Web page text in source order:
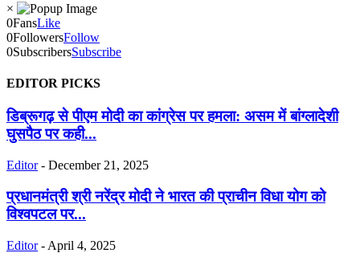
×
0FansLike
0FollowersFollow
0SubscribersSubscribe
EDITOR PICKS
डिब्रूगढ़ से पीएम मोदी का कांग्रेस पर हमला: असम में बांग्लादेशी
घुसपैठ पर कही...
Editor - December 21, 2025
प्रधानमंत्री श्री नरेंद्र मोदी ने भारत की प्राचीन विधा योग को
विश्वपटल पर...
Editor - April 4, 2025